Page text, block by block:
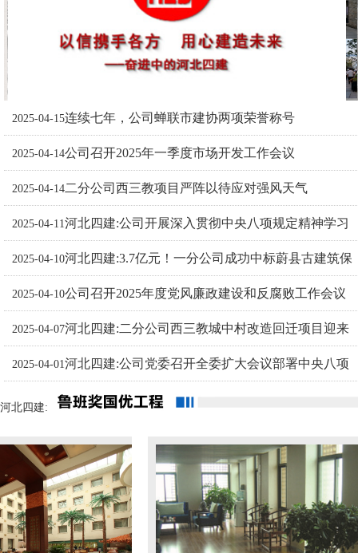
2025-04-15连续七年，公司蝉联市建协两项荣誉称号
2025-04-14公司召开2025年一季度市场开发工作会议
2025-04-14二分公司西三教项目严阵以待应对强风天气
2025-04-11河北四建:公司开展深入贯彻中央八项规定精神学习
教育集中警示学习
2025-04-10河北四建:3.7亿元！一分公司成功中标蔚县古建筑保
护利用建设项目总承包工程
2025-04-10公司召开2025年度党风廉政建设和反腐败工作会议
2025-04-07河北四建:二分公司西三教城中村改造回迁项目迎来
兄弟单位观摩团
2025-04-01河北四建:公司党委召开全委扩大会议部署中央八项
规定精神学习教育
河北四建: